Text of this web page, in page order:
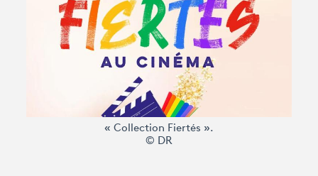
connexion
« Collection Fiertés ».
© DR